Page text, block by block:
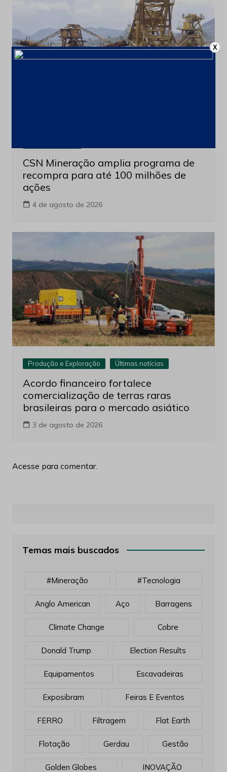
CSN Mineração amplia programa de
recompra para até 100 milhões de
ações
4 de agosto de 2026
Produção e Exploração Últimas notícias
Acordo financeiro fortalece
comercialização de terras raras
brasileiras para o mercado asiático
3 de agosto de 2026
Acesse para comentar.
Temas mais buscados
#mineração #tecnologia
Anglo American Aço Barragens
Climate Change Cobre
Donald Trump Election Results
Equipamentos Escavadeiras
Exposibram Feiras E Eventos
FERRO Filtragem Flat Earth
Flotação Gerdau Gestão
Golden Globes INOVAÇÃO
X